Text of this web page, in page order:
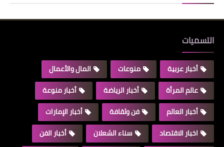
التسميات
أخبار عربية منوعات
المال والأعمال
عالم المرأة
أخبار الرياضة
أخبار منوعة
أخبار العالم
فن وثقافة
أخبار الإمارات
اخبار الاقتصاد
سناء الشعلان
أخبار الفن